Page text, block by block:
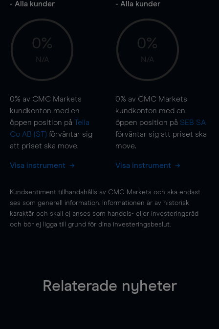
- Alla kunder
0%
N/A
0% av CMC Markets
kundkonton med en
öppen position på Telia
Co AB (ST) förväntar sig
att priset ska move.
Visa instrument
- Alla kunder
0%
N/A
0% av CMC Markets
kundkonton med en
öppen position på SEB SA
förväntar sig att priset ska
move.
Visa instrument
Kundsentiment tillhandahålls av CMC Markets och ska endast
ses som generell information. Informationen är av historisk
karaktär och skall ej anses som handels- eller investeringsråd
och bör ej ligga till grund för dina investeringsbeslut.
Relaterade nyheter